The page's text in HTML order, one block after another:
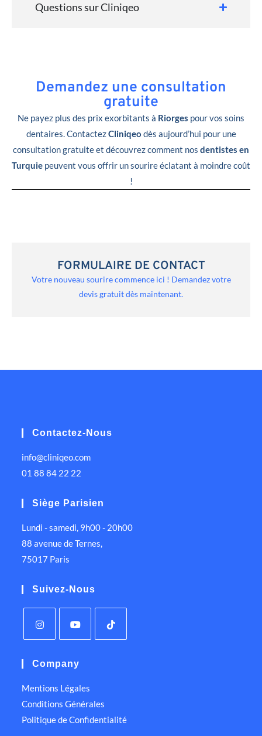
Questions sur Cliniqeo
Demandez une consultation
gratuite
Ne payez plus des prix exorbitants à Riorges pour vos soins
dentaires. ContactezCliniqeo dès aujourd’hui pour une
consultation gratuite et découvrez comment nos dentistes en
Turquie peuvent vous offrir un sourire éclatant à moindre coût
!
FORMULAIRE DE CONTACT
Votre nouveau sourire commence ici ! Demandez votre
devis gratuit dès maintenant.
Contactez-Nous
info@cliniqeo.com
01 88 84 22 22
Siège Parisien
Lundi - samedi, 9h00 - 20h00
88 avenue de Ternes,
75017 Paris
Suivez-Nous
Company
Mentions Légales
Conditions Générales
Politique de Confidentialité